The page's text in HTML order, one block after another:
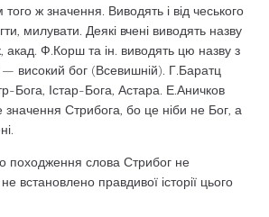
ж значення. Виводять і від чеського
милувати. Деякі вчені виводять назву
акад. Ф.Корш та ін. виводять цю назву з
— високий бог (Всевишній). Г.Баратц
Бога, Істар-Бога, Астара. Е.Аничков
значення Стрибога, бо це ніби не Бог, а
походження слова Стрибог не
встановлено правдивої історії цього